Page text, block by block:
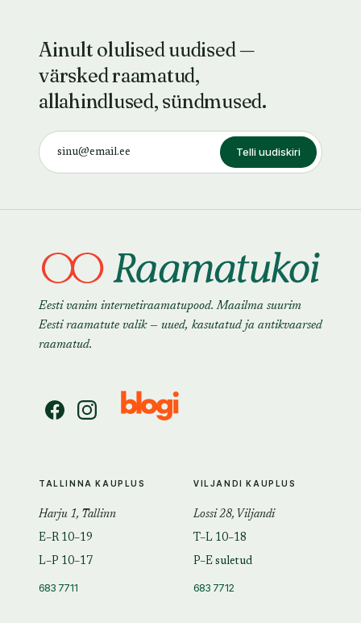
Ainult olulised uudised —
värsked raamatud,
allahindlused, sündmused.
Telli uudiskiri
Eesti vanim internetiraamatupood. Maailma suurim
Eesti raamatute valik — uued, kasutatud ja antikvaarsed
raamatud.
TALLINNA KAUPLUS
Harju 1, Tallinn
E–R 10–19
L–P 10–17
683 7711
VILJANDI KAUPLUS
Lossi 28, Viljandi
T–L 10–18
P–E suletud
683 7712